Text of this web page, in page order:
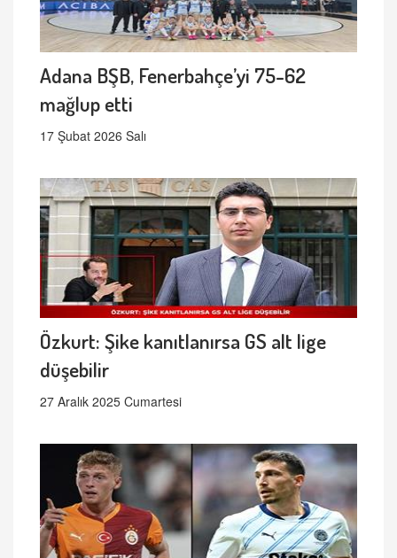
Adana BŞB, Fenerbahçe’yi 75-62
mağlup etti
17 Şubat 2026 Salı
Özkurt: Şike kanıtlanırsa GS alt lige
düşebilir
27 Aralık 2025 Cumartesi